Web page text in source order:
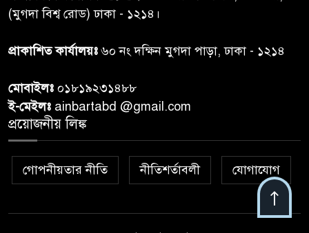
কুলাউড়া সীমান্তে বিএসএফের
৮
নেওয়ার পর ভারতীয় নাগরিক আটক
৯
১০
(মুগদা বিশ্ব রোড) ঢাকা - ১২১৪।
প্রাকাশিত কার্যালয়ঃ৬০ নং দক্ষিন মুগদা পাড়া, ঢাকা - ১২১৪
মোবাইলঃ ০১৮১৯২৩১৪৮৮
ই-মেইলঃ ainbartabd @gmail.com
প্রয়োজনীয় লিঙ্ক
গোপনীয়তার নীতি নীতিশর্তাবলী যোগাযোগ